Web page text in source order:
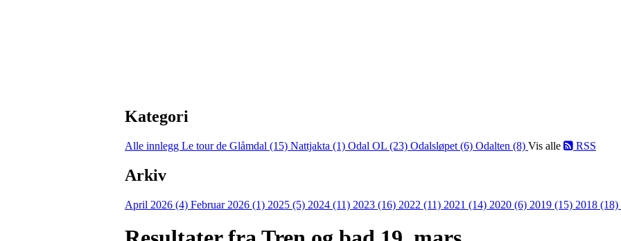
Kategori
Alle innlegg Le tour de Glåmdal (15) Nattjakta (1) Odal OL (23) Odalsløpet (6) Odalten (8) Vis alle RSS
Arkiv
April 2026 (4) Februar 2026 (1) 2025 (5) 2024 (11) 2023 (16) 2022 (11) 2021 (14) 2020 (6) 2019 (15) 2018 (18)